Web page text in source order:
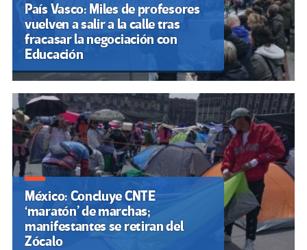
País Vasco: Miles de profesores
vuelven a salir a la calle tras
fracasar la negociación con
Educación
México: Concluye CNTE
‘maratón’ de marchas;
manifestantes se retiran del
Zócalo